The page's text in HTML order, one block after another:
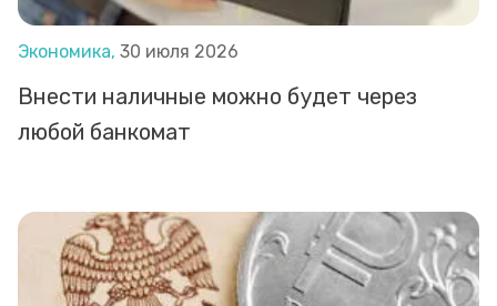
Экономика, 30 июля 2026
Внести наличные можно будет через
любой банкомат